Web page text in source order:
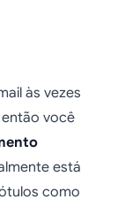
às vezes
então você
está
como